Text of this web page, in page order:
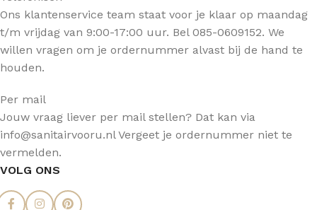
Ons klantenservice team staat voor je klaar op maandag
t/m vrijdag van 9:00-17:00 uur. Bel 085-0609152. We
willen vragen om je ordernummer alvast bij de hand te
houden.
Per mail
Jouw vraag liever per mail stellen? Dat kan via
info@sanitairvooru.nl Vergeet je ordernummer niet te
vermelden.
VOLG ONS